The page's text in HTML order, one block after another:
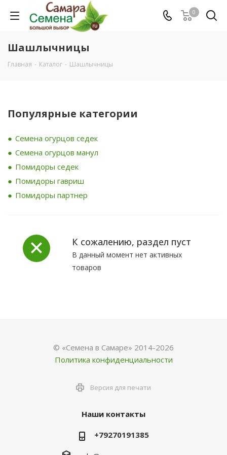
0
Шашлычницы
Главная - Каталог - Шашлычницы
Популярные категории
Семена огурцов седек
Семена огурцов манул
Помидоры седек
Помидоры гавриш
Помидоры партнер
К сожалению, раздел пуст
В данный момент нет активных
товаров
© «Семена в Самаре» 2014-2026
Политика конфиденциальности
Версия для печати
Наши контакты
+79270191385